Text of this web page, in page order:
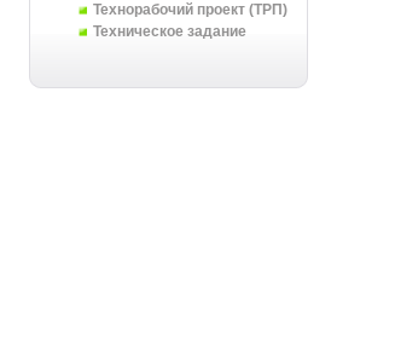
Технорабочий проект (ТРП)
Техническое задание